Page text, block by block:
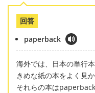
回答
paperback
海外では、日本の単行
きめな紙の本をよく見か
それらの本はpaperback